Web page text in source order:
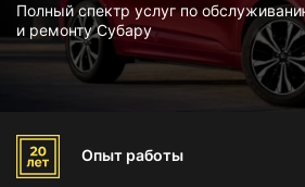
Полный спектр услуг по
и ремонту Субару
Опыт работы